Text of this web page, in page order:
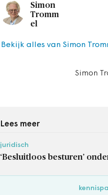
Simon
Tromm
el
Simon
Bekijk alles van Simon
Lees meer
juridisch
‘Besluitloos besturen’